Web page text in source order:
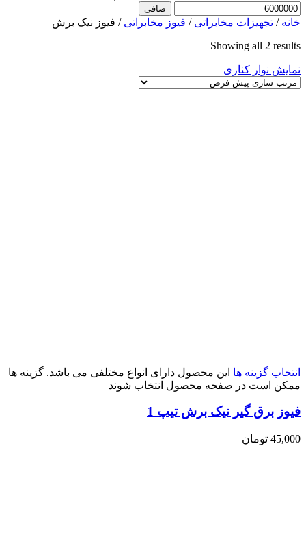
صافی
خانه/ تجهیزات مخابراتی/ فیوز مخابراتی/ فیوز نیک برش
Showing all 2 results
نمایش نوار کناری
انتخاب گزینه ها این محصول دارای انواع مختلفی می باشد. گزینه ها
ممکن است در صفحه محصول انتخاب شوند
فیوز برق گیر نیک برش تیپ 1
45,000 تومان